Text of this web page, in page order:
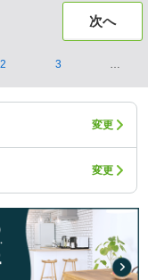
次へ
2 3 …
変更
変更